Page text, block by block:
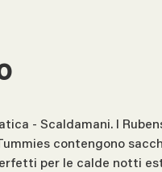
- Scaldamani. I
contengono
per le calde notti